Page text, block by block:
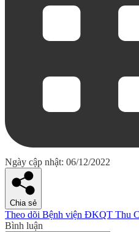
Ngày cập nhật: 06/12/2022
Chia sẻ
Theo dõi Bệnh viện ĐKQT Thu
Bình luận